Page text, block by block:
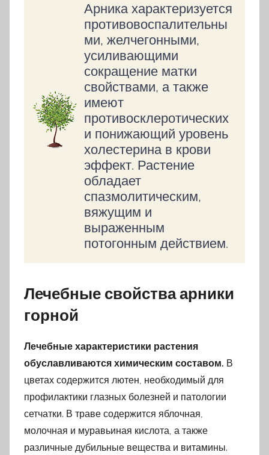
Арника характеризуется
противовоспалительны
ми, желчегонными,
усиливающими
сокращение матки
свойствами, а также
имеют
противосклеротических
и понижающий уровень
холестерина в крови
эффект. Растение
обладает
спазмолитическим,
вяжущим и
выраженным
потогонным действием.
Лечебные свойства арники
горной
Лечебные характеристики растения
обуславливаются химическим составом. В
цветах содержится лютен, необходимый для
профилактики глазных болезней и патологии
сетчатки. В траве содержится яблочная,
молочная и муравьиная кислота, а также
различные дубильные вещества и витамины.